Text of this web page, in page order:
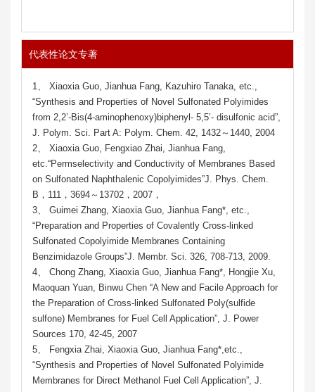
代表性论文专著
1、 Xiaoxia Guo, Jianhua Fang, Kazuhiro Tanaka, etc.,
“Synthesis and Properties of Novel Sulfonated Polyimides
from 2,2’-Bis(4-aminophenoxy)biphenyl- 5,5’- disulfonic acid”,
J. Polym. Sci. Part A: Polym. Chem. 42, 1432～1440, 2004
2、 Xiaoxia Guo, Fengxiao Zhai, Jianhua Fang,
etc.“Permselectivity and Conductivity of Membranes Based
on Sulfonated Naphthalenic Copolyimides”J. Phys. Chem.
B，111，3694～13702，2007，
3、 Guimei Zhang, Xiaoxia Guo, Jianhua Fang*, etc.,
“Preparation and Properties of Covalently Cross-linked
Sulfonated Copolyimide Membranes Containing
Benzimidazole Groups”J. Membr. Sci. 326, 708-713, 2009.
4、 Chong Zhang, Xiaoxia Guo, Jianhua Fang*, Hongjie Xu,
Maoquan Yuan, Binwu Chen “A New and Facile Approach for
the Preparation of Cross-linked Sulfonated Poly(sulfide
sulfone) Membranes for Fuel Cell Application”, J. Power
Sources 170, 42-45, 2007
5、 Fengxia Zhai, Xiaoxia Guo, Jianhua Fang*,etc.,
“Synthesis and Properties of Novel Sulfonated Polyimide
Membranes for Direct Methanol Fuel Cell Application”, J.